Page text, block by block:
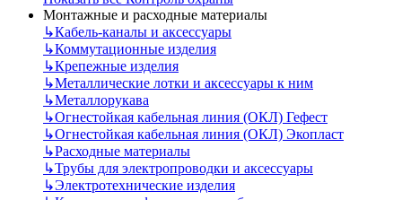
Монтажные и расходные материалы
↳Кабель-каналы и аксессуары
↳Коммутационные изделия
↳Крепежные изделия
↳Металлические лотки и аксессуары к ним
↳Металлорукава
↳Огнестойкая кабельная линия (ОКЛ) Гефест
↳Огнестойкая кабельная линия (ОКЛ) Экопласт
↳Расходные материалы
↳Трубы для электропроводки и аксессуары
↳Электротехнические изделия